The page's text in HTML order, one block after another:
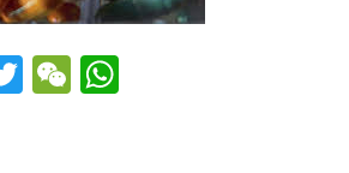
TwitterWeChat